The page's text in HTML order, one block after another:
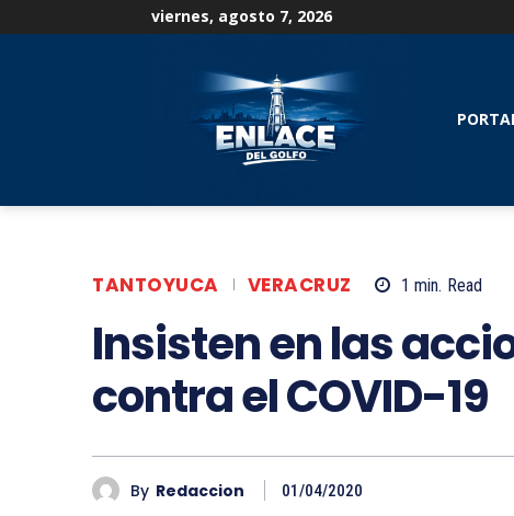
viernes, agosto 7, 2026
TANTOYUCA VERACRUZ 1 min. Read
Insisten en las
contra el COVID-19
By Redaccion 01/04/2020